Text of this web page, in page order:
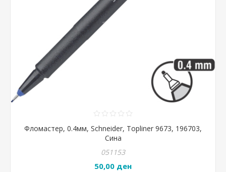
Фломастер, 0.4мм, Schneider, Topliner 9673, 196703,
Сина
051153
50,00 ден